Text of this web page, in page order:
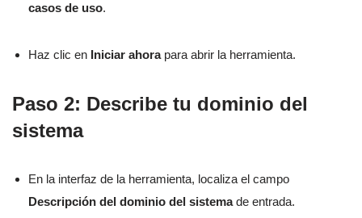
casos de uso.
Haz clic en Iniciar ahorapara abrir la herramienta.
Paso 2: Describe tu dominio del
sistema
En la interfaz de la herramienta, localiza el campo
Descripción del dominio del sistemade entrada.